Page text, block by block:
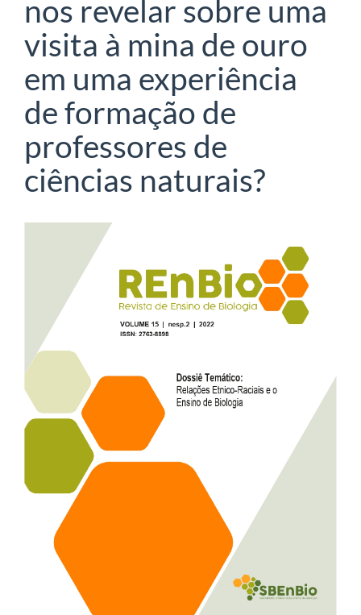
nos revelar sobre uma
visita à mina de ouro
em uma experiência
de formação de
professores de
ciências naturais?
lateral
artigos